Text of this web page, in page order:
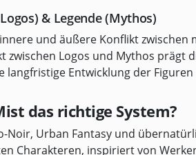
& Legende (Mythos)
und äußere Konflikt
zwischen Logos und Mythos prägt
langfristige Entwicklung der
das richtige System?
Noir, Urban Fantasy und
Charakteren, inspiriert von